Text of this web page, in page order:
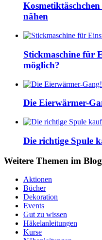
nähen
Stickmaschine für
möglich?
Die Eierwärmer-
Die richtige Spule
Weitere Themen im Blog
Aktionen
Bücher
Dekoration
Events
Gut zu wissen
Häkelanleitungen
Kurse